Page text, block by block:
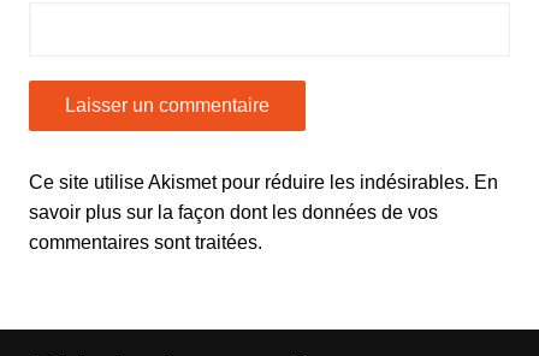
Ce site utilise Akismet pour réduire les indésirables. En
savoir plus sur la façon dont les données de vos
commentaires sont traitées.